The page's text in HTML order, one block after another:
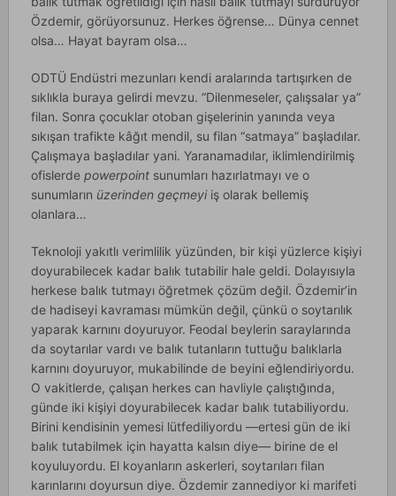
Özdemir, görüyorsunuz. Herkes öğrense… Dünya cennet
olsa… Hayat bayram olsa…
ODTÜ Endüstri mezunları kendi aralarında tartışırken de
sıklıkla buraya gelirdi mevzu. “Dilenmeseler, çalışsalar ya”
filan. Sonra çocuklar otoban gişelerinin yanında veya
sıkışan trafikte kâğıt mendil, su filan “satmaya” başladılar.
Çalışmaya başladılar yani. Yaranamadılar, iklimlendirilmiş
ofislerde powerpointsunumları hazırlatmayı ve o
sunumların üzerinden geçmeyiiş olarak bellemiş
olanlara…
Teknoloji yakıtlı verimlilik yüzünden, bir kişi yüzlerce kişiyi
doyurabilecek kadar balık tutabilir hale geldi. Dolayısıyla
herkese balık tutmayı öğretmek çözüm değil. Özdemir’in
de hadiseyi kavraması mümkün değil, çünkü o soytarılık
yaparak karnını doyuruyor. Feodal beylerin saraylarında
da soytarılar vardı ve balık tutanların tuttuğu balıklarla
karnını doyuruyor, mukabilinde de beyini eğlendiriyordu.
O vakitlerde, çalışan herkes can havliyle çalıştığında,
günde iki kişiyi doyurabilecek kadar balık tutabiliyordu.
Birini kendisinin yemesi lütfediliyordu —ertesi gün de iki
balık tutabilmek için hayatta kalsın diye— birine de el
koyuluyordu. El koyanların askerleri, soytarıları filan
karınlarını doyursun diye. Özdemir zannediyor ki marifeti